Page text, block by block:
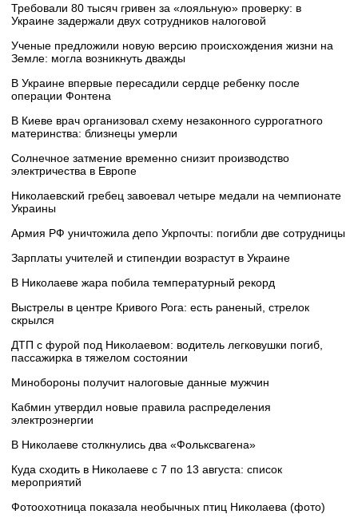
Требовали 80 тысяч гривен за «лояльную» проверку: в
Украине задержали двух сотрудников налоговой
Ученые предложили новую версию происхождения жизни на
Земле: могла возникнуть дважды
В Украине впервые пересадили сердце ребенку после
операции Фонтена
В Киеве врач организовал схему незаконного суррогатного
материнства: близнецы умерли
Солнечное затмение временно снизит производство
электричества в Европе
Николаевский гребец завоевал четыре медали на чемпионате
Украины
Армия РФ уничтожила депо Укрпочты: погибли две сотрудницы
Зарплаты учителей и стипендии возрастут в Украине
В Николаеве жара побила температурный рекорд
Выстрелы в центре Кривого Рога: есть раненый, стрелок
скрылся
ДТП с фурой под Николаевом: водитель легковушки погиб,
пассажирка в тяжелом состоянии
Минобороны получит налоговые данные мужчин
Кабмин утвердил новые правила распределения
электроэнергии
В Николаеве столкнулись два «Фольксвагена»
Куда сходить в Николаеве с 7 по 13 августа: список
мероприятий
Фотоохотница показала необычных птиц Николаева (фото)